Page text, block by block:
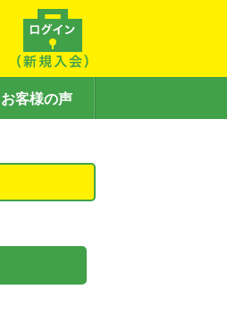
お客様の声